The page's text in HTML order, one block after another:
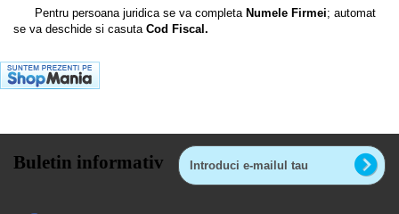
Pentru persoana juridica se va completa Numele Firmei; automat
se va deschide si casuta Cod Fiscal.
Buletin informativ